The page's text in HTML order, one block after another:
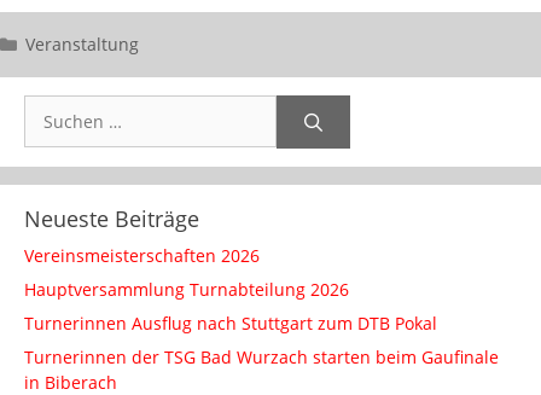
Kategorien
Veranstaltung
nach:
Neueste Beiträge
Vereinsmeisterschaften 2026
Hauptversammlung Turnabteilung 2026
Turnerinnen Ausflug nach Stuttgart zum DTB Pokal
Turnerinnen der TSG Bad Wurzach starten beim Gaufinale
in Biberach